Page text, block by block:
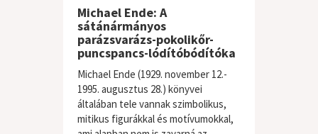
Michael Ende: A
sátánármányos
parázsvarázs-pokolikőr-
puncspancs-lódítóbódítóka
Michael Ende (1929. november 12.-
1995. augusztus 28.) könyvei
általában tele vannak szimbolikus,
mitikus figurákkal és motívumokkal,